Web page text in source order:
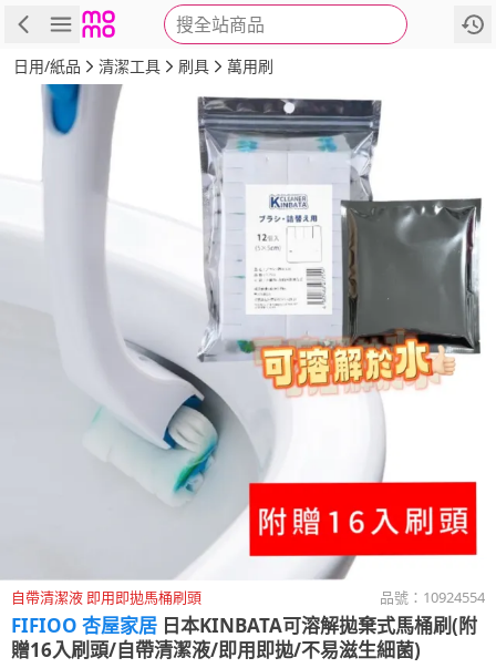
搜全站商品
商品 評價 詳情
日用/紙品 清潔工具 刷具 萬用刷
自帶清潔液 即用即拋馬桶刷頭 品號： 10924554
FIFIOO 杏屋家居 日本KINBATA可溶解拋棄式馬桶刷(附
贈16入刷頭/自帶清潔液/即用即拋/不易滋生細菌)